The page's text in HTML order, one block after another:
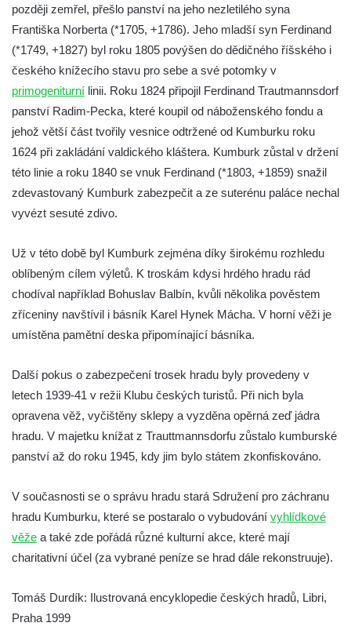
později zemřel, přešlo panství na jeho nezletilého syna
Františka Norberta (*1705, +1786). Jeho mladší syn Ferdinand
(*1749, +1827) byl roku 1805 povýšen do dědičného říšského i
českého knížecího stavu pro sebe a své potomky v
primogeniturní linii. Roku 1824 připojil Ferdinand Trautmannsdorf
panství Radim-Pecka, které koupil od náboženského fondu a
jehož větší část tvořily vesnice odtržené od Kumburku roku
1624 při zakládání valdického kláštera. Kumburk zůstal v držení
této linie a roku 1840 se vnuk Ferdinand (*1803, +1859) snažil
zdevastovaný Kumburk zabezpečit a ze suterénu paláce nechal
vyvézt sesuté zdivo.
Už v této době byl Kumburk zejména díky širokému rozhledu
oblíbeným cílem výletů. K troskám kdysi hrdého hradu rád
chodíval například Bohuslav Balbín, kvůli několika pověstem
zříceniny navštívil i básník Karel Hynek Mácha. V horní věži je
umístěna pamětní deska připomínající básníka.
Další pokus o zabezpečení trosek hradu byly provedeny v
letech 1939-41 v režii Klubu českých turistů. Při nich byla
opravena věž, vyčištěny sklepy a vyzděna opěrná zeď jádra
hradu. V majetku knížat z Trauttmannsdorfu zůstalo kumburské
panství až do roku 1945, kdy jim bylo státem zkonfiskováno.
V současnosti se o správu hradu stará Sdružení pro záchranu
hradu Kumburku, které se postaralo o vybudování vyhlídkové
věže a také zde pořádá různé kulturní akce, které mají
charitativní účel (za vybrané peníze se hrad dále rekonstruuje).
Tomáš Durdík: Ilustrovaná encyklopedie českých hradů, Libri,
Praha 1999